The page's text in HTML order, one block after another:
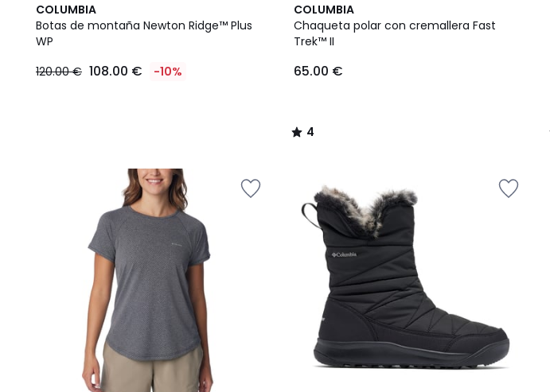
COLUMBIA
Botas de montaña Newton Ridge™ Plus
WP
120.00 € 108.00 € -10%
COLUMBIA
Chaqueta polar con cremallera Fast
Trek™ II
65.00 €
4
/
5
4
/